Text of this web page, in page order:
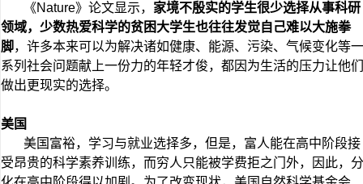
《Nature》论文显示， 家境不殷实的学生很少选择从事科研
领域，少数热爱科学的贫困大学生也往往发觉自己难以大施拳
脚，许多本来可以为解决诸如健康、能源、污染、气候变化等一
系列社会问题献上一份力的年轻才俊，都因为生活的压力让他们
做出更现实的选择。
美国
美国富裕，学习与就业选择多，但是，富人能在高中阶段接
受昂贵的科学素养训练，而穷人只能被学费拒之门外，因此，分